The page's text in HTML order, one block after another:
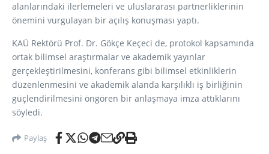
alanlarındaki ilerlemeleri ve uluslararası partnerliklerinin
önemini vurgulayan bir açılış konuşması yaptı.
KAÜ Rektörü Prof. Dr. Gökçe Keçeci de, protokol kapsamında
ortak bilimsel araştırmalar ve akademik yayınlar
gerçekleştirilmesini, konferans gibi bilimsel etkinliklerin
düzenlenmesini ve akademik alanda karşılıklı iş birliğinin
güçlendirilmesini öngören bir anlaşmaya imza attıklarını
söyledi.
Paylaş